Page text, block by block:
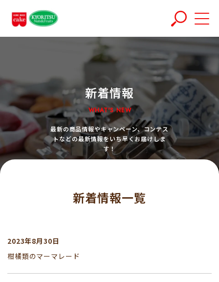
新着情報
WHAT'S NEW
最新の商品情報やキャンペーン、コンテス
トなどの最新情報をいち早くお届けしま
す！
新着情報一覧
2023年8月30日
柑橘類のマーマレード